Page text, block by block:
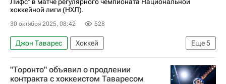
хоккейной лиги (НХЛ).
30 октября 2025, 08:42 528
Еще5
Джон Таварес
Хоккей
Национальная хоккейная лига (НХЛ)
Коламбус Блю Джекетс
Иван Проворов
"Торонто" объявил о продлении
контракта с хоккеистом Таваресом